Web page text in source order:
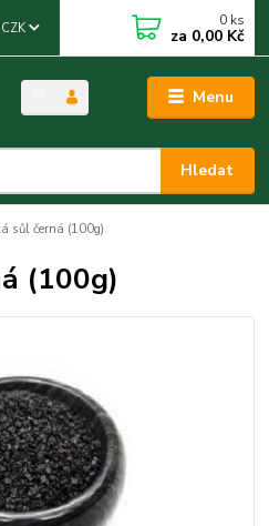
Menu
CZK
Hledat
0 ks
za 0,00 Kč
sůl černá (100g)
(100g)